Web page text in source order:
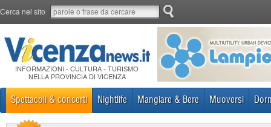
Cerca nel sito
INFORMAZIONI - CULTURA - TURISMO
NELLA PROVINCIA DI VICENZA
Spettacoli & concerti Nightlife Mangiare & Bere Muoversi